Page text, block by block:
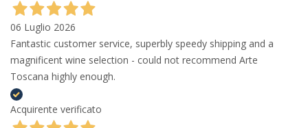
06 Luglio 2026
Fantastic customer service, superbly speedy shipping and a
magnificent wine selection - could not recommend Arte
Toscana highly enough.
Acquirente verificato